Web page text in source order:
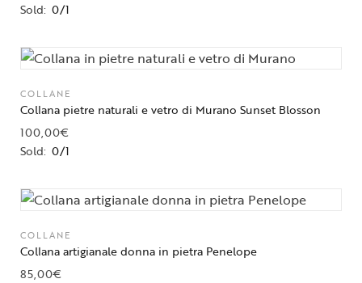
Sold: 0/1
COLLANE
Collana pietre naturali e vetro di Murano Sunset Blosson
100,00€
Sold: 0/1
COLLANE
Collana artigianale donna in pietra Penelope
85,00€